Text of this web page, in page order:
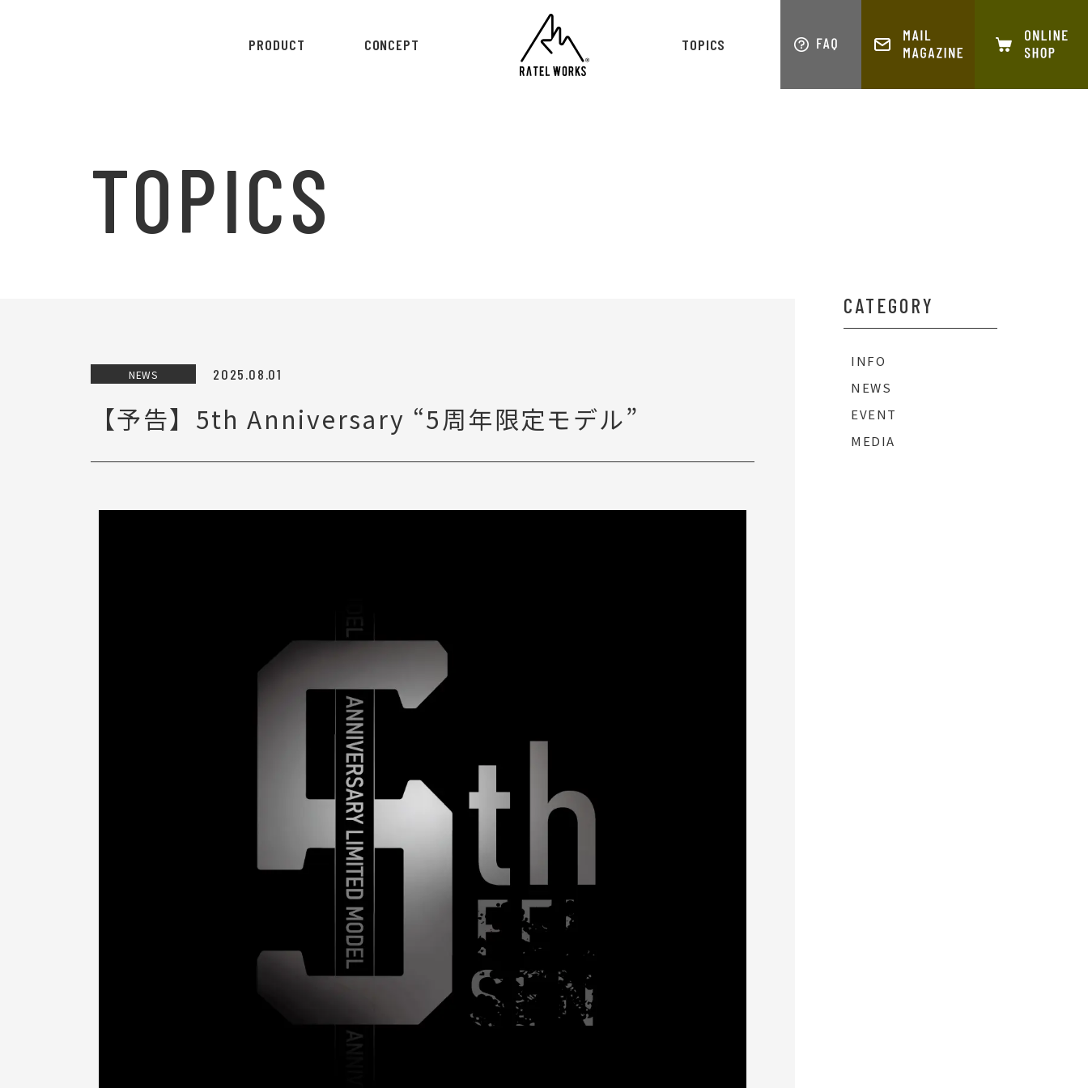
PRODUCT CONCEPT TOPICS COMPANY
TOPICS
NEWS 2025.08.01
【予告】5th Anniversary “5周年限定モデル”
CATEGORY
INFO
NEWS
EVENT
MEDIA